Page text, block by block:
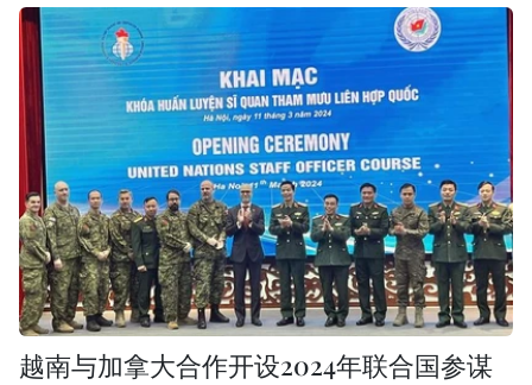
越南与加拿大合作开设2024年联合国参谋